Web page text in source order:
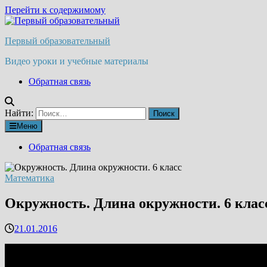
Перейти к содержимому
Первый образовательный
Видео уроки и учебные материалы
Обратная связь
Найти:
Меню
Обратная связь
Математика
Окружность. Длина окружности. 6
21.01.2016